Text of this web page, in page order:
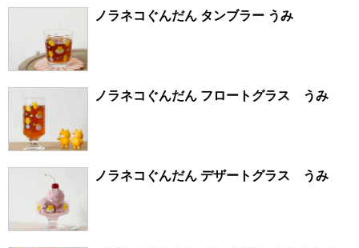
ノラネコぐんだん タンブラー うみ
ノラネコぐんだん フロートグラス うみ
ノラネコぐんだん デザートグラス うみ